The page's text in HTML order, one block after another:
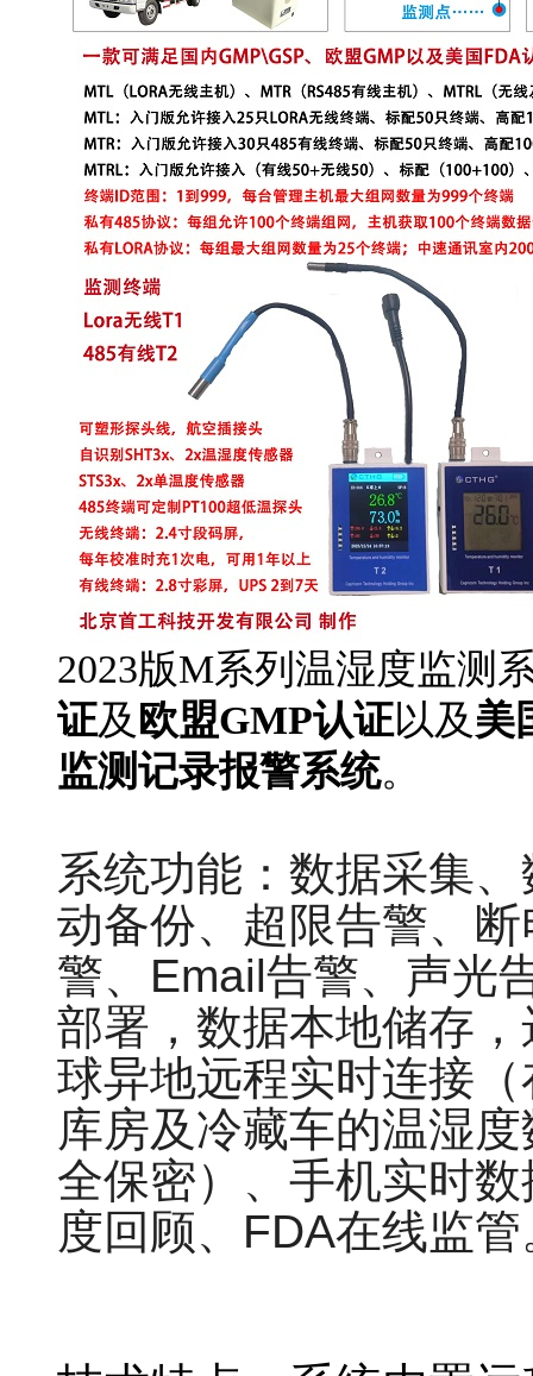
2023版M系列温湿度监测
证及 欧盟GMP认证以及 美
监测记录报警系统。
系统功能：数据采集
动备份、超限告警、
警、Email告警、声光
部署，数据本地储存
球异地远程实时连接
库房及冷藏车的温湿
全保密）、手机实时
度回顾、FDA在线监管